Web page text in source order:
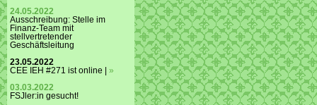
24.05.2022
Ausschreibung: Stelle im
Finanz-Team mit
stellvertretender
Geschäftsleitung
23.05.2022
CEE IEH #271 ist online | »
03.03.2022
FSJler:in gesucht!